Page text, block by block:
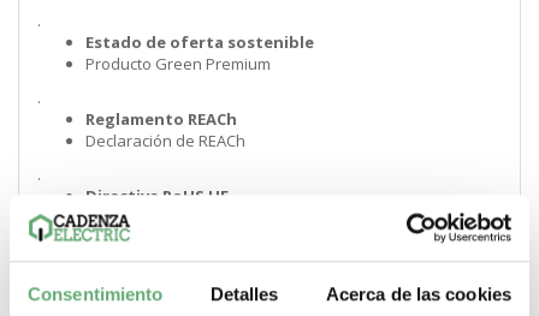
Consentimiento Detalles Acerca de las cookies
.
Estado de oferta sostenible
Producto Green Premium
.
Reglamento REACh
Declaración de REACh
.
Directiva RoHS UE
Conforme Declaración RoHS UE
Sí